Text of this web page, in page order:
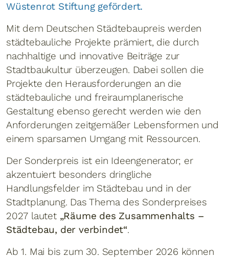
Wüstenrot Stiftung gefördert.
Mit dem Deutschen Städtebaupreis werden
städtebauliche Projekte prämiert, die durch
nachhaltige und innovative Beiträge zur
Stadtbaukultur überzeugen. Dabei sollen die
Projekte den Herausforderungen an die
städtebauliche und freiraumplanerische
Gestaltung ebenso gerecht werden wie den
Anforderungen zeitgemäßer Lebensformen und
einem sparsamen Umgang mit Ressourcen.
Der Sonderpreis ist ein Ideengenerator; er
akzentuiert besonders dringliche
Handlungsfelder im Städtebau und in der
Stadtplanung. Das Thema des Sonderpreises
2027 lautet „Räume des Zusammenhalts –
Städtebau, der verbindet“.
Ab 1. Mai bis zum 30. September 2026 können